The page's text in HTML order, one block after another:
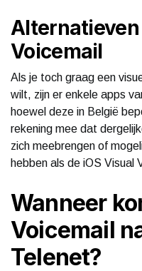
Voicemail
Als je toch graag een
wilt, zijn er enkele apps
hoewel deze in België
rekening mee dat
zich meebrengen of
hebben als de iOS Visual
Wanneer
Voicemail
Telenet?